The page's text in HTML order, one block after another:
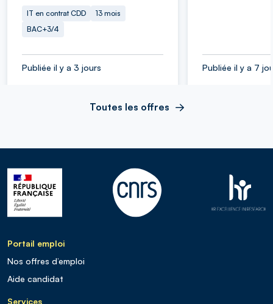
IT en contrat CDD
13 mois
BAC+3/4
Publiée il y a 3 jours Publiée il y a 7
Toutes les offres
Portail emploi
Nos offres d’emploi
Aide candidat
Services